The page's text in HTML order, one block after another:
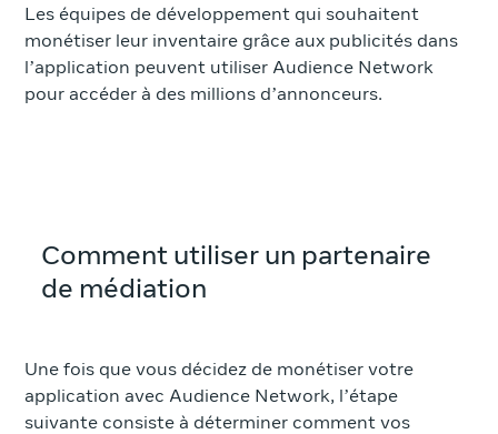
Les équipes de développement qui souhaitent
monétiser leur inventaire grâce aux publicités dans
l’application peuvent utiliser Audience Network
pour accéder à des millions d’annonceurs.
Comment utiliser un partenaire
de médiation
Une fois que vous décidez de monétiser votre
application avec Audience Network, l’étape
suivante consiste à déterminer comment vos